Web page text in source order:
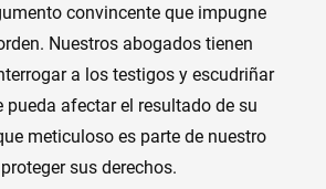
convincente que impugne
Nuestros abogados tienen
a los testigos y escudriñar
pueda afectar el resultado de su
meticuloso es parte de nuestro
sus derechos.